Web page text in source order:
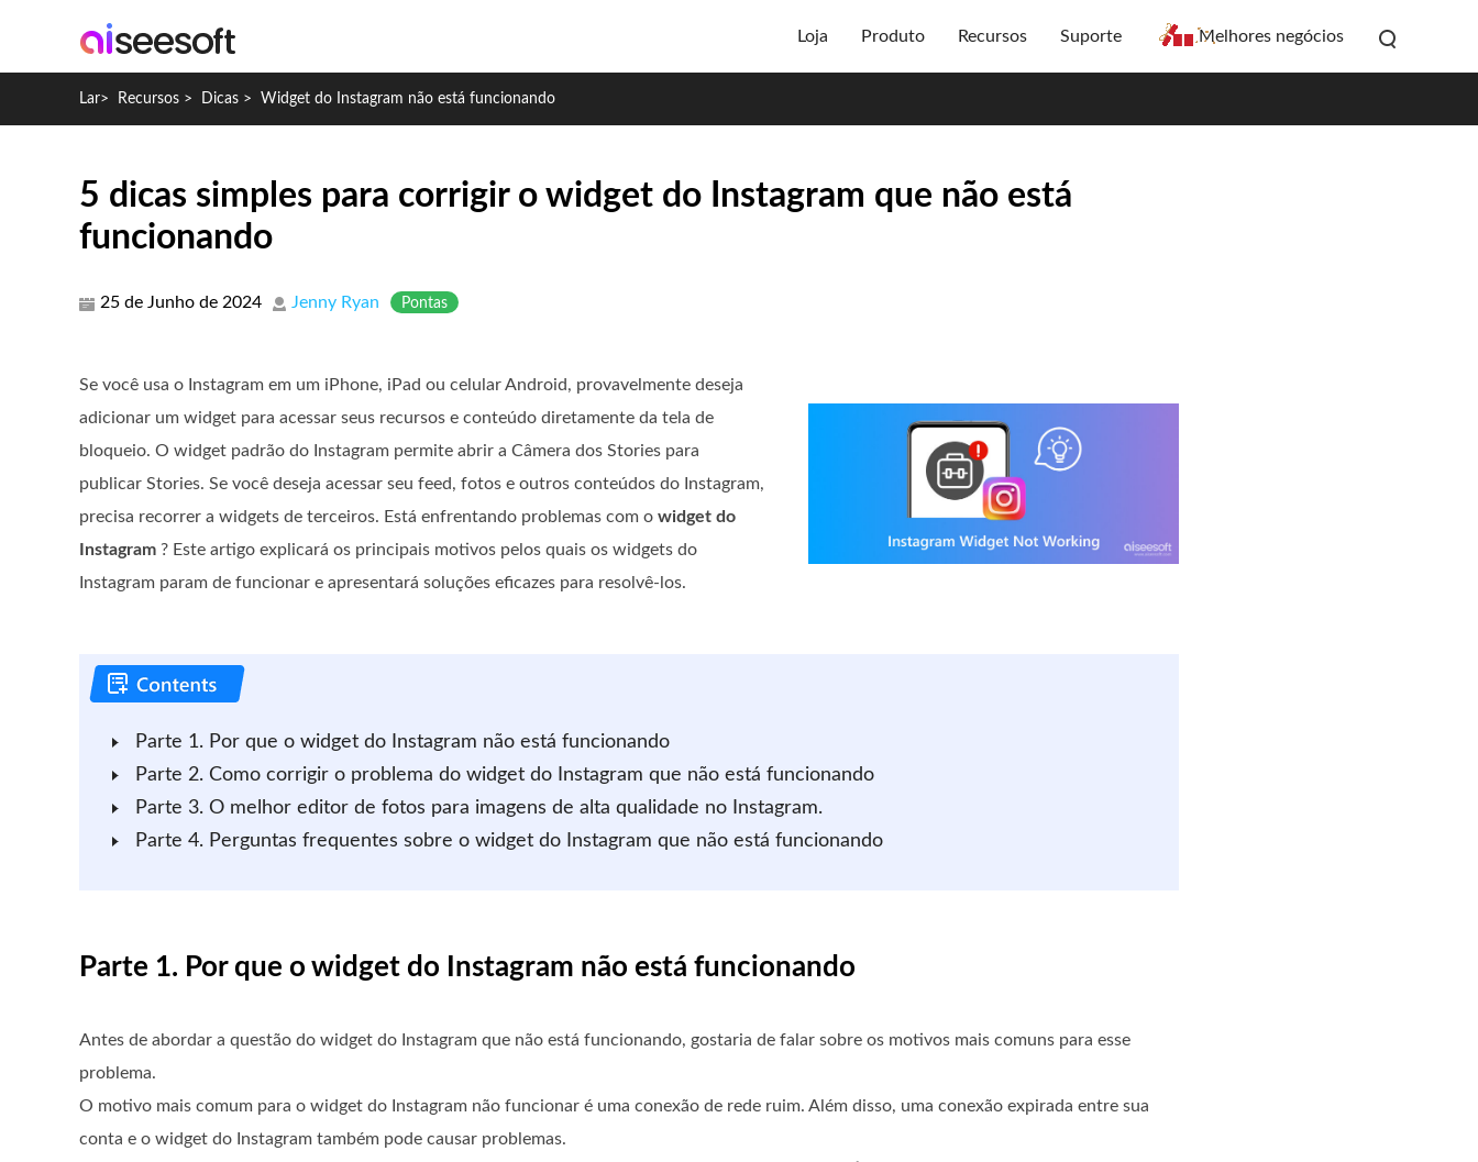
Loja Produto Recursos Suporte Melhores negócios
Lar> Recursos > Dicas > Widget do Instagram não está funcionando
5 dicas simples para corrigir o widget do Instagram que não está
funcionando
25 de Junho de 2024 Jenny Ryan Pontas
Se você usa o Instagram em um iPhone, iPad ou celular Android, provavelmente deseja
adicionar um widget para acessar seus recursos e conteúdo diretamente da tela de
bloqueio. O widget padrão do Instagram permite abrir a Câmera dos Stories para
publicar Stories. Se você deseja acessar seu feed, fotos e outros conteúdos do Instagram,
precisa recorrer a widgets de terceiros. Está enfrentando problemas com o widget do
Instagram ? Este artigo explicará os principais motivos pelos quais os widgets do
Instagram param de funcionar e apresentará soluções eficazes para resolvê-los.
Parte 1. Por que o widget do Instagram não está funcionando
Parte 2. Como corrigir o problema do widget do Instagram que não está funcionando
Parte 3. O melhor editor de fotos para imagens de alta qualidade no Instagram.
Parte 4. Perguntas frequentes sobre o widget do Instagram que não está funcionando
Parte 1. Por que o widget do Instagram não está funcionando
Antes de abordar a questão do widget do Instagram que não está funcionando, gostaria de falar sobre os motivos mais comuns para esse
problema.
O motivo mais comum para o widget do Instagram não funcionar é uma conexão de rede ruim. Além disso, uma conexão expirada entre sua
conta e o widget do Instagram também pode causar problemas.